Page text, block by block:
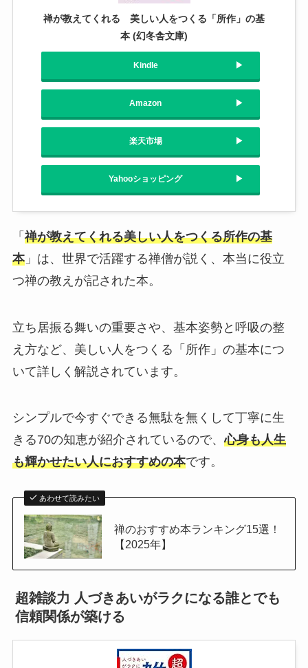
禅が教えてくれる 美しい人をつくる「所作」の基
本 (幻冬舎文庫)
Kindle
Amazon
楽天市場
Yahooショッピング
「 禅が教えてくれる美しい人をつくる所作の基
本」は、世界で活躍する禅僧が説く、本当に役立
つ禅の教えが記された本。
立ち居振る舞いの重要さや、基本姿勢と呼吸の整
え方など、美しい人をつくる「所作」の基本につ
いて詳しく解説されています。
シンプルで今すぐできる無駄を無くして丁寧に生
きる70の知恵が紹介されているので、心身も人生
も輝かせたい人におすすめの本です。
あわせて読みたい
禅のおすすめ本ランキング15選！
【2025年】
超雑談力 人づきあいがラクになる誰とでも
信頼関係が築ける